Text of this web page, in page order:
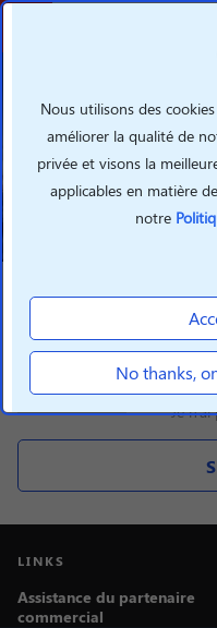
Welcome To
Partner Hub
Grow your business
360 by taking
new features
S'identifier
Je n'ai
LINKS
Assistance du partenaire
commercial
Nous utilisons des
améliorer la qualité de
privée et visons la
applicables en matière
notre
No thanks,